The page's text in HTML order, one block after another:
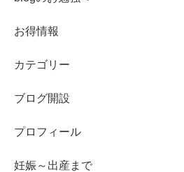
お得情報
カテゴリー
ブログ開設
プロフィール
妊娠～出産まで